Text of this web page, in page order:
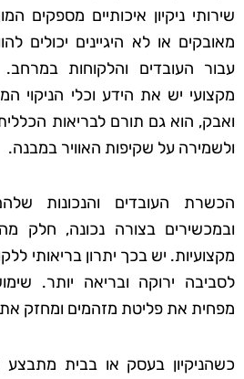
שירותי ניקיון איכותיים מספקים
מאובקים או לא היגיינים יכולים
עבור העובדים והלקוחות
מקצועי יש את הידע וכלי הניקוי
ואבק, הוא גם תורם לבריאות
ולשמירה על שקיפות האוויר במבנה.
הכשרת העובדים והנכונות
ובמכשירים בצורה נכונה, חלק
מקצועיות. יש בכך יתרון בריאותי
לסביבה ירוקה ובריאה יותר.
מפחית את פליטת מזהמים ומחזק
כשהניקיון בעסק או בבית מתבצע